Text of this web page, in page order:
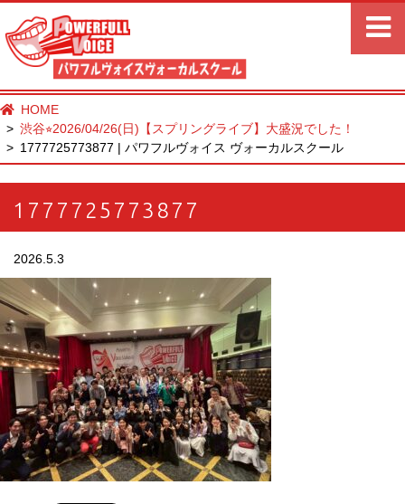
HOME
渋谷⭐︎2026/04/26(日)【スプリングライブ】大盛況でした！
1777725773877 | パワフルヴォイス ヴォーカルスクール
1777725773877
2026.5.3